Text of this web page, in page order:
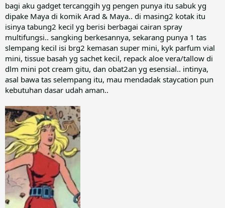
bagi aku gadget tercanggih yg pengen punya itu sabuk yg
dipake Maya di komik Arad & Maya.. di masing2 kotak itu
isinya tabung2 kecil yg berisi berbagai cairan spray
multifungsi.. sangking berkesannya, sekarang punya 1 tas
slempang kecil isi brg2 kemasan super mini, kyk parfum vial
mini, tissue basah yg sachet kecil, repack aloe vera/tallow di
dlm mini pot cream gitu, dan obat2an yg esensial.. intinya,
asal bawa tas selempang itu, mau mendadak staycation pun
kebutuhan dasar udah aman..